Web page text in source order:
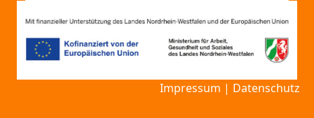
Impressum | Datenschutz